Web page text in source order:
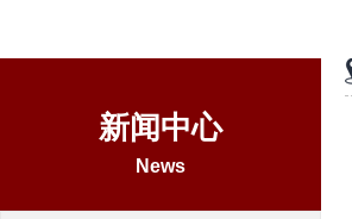
新闻中心
News